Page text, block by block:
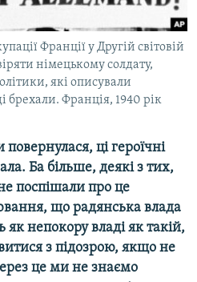
Франції у Другій світовій
німецькому солдату,
які описували
брехали. Франція, 1940 рік
ці героїчні
Ба більше, деякі з тих,
поспішали про це
що радянська влада
непокору владі як такій,
з підозрою, якщо не
це ми не знаємо